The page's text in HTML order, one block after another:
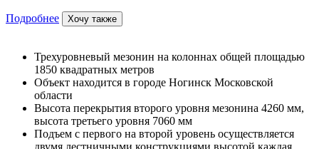
Подробнее Хочу также
Трехуровневый мезонин на колоннах общей площадью
1850 квадратных метров
Объект находится в городе Ногинск Московской
области
Высота перекрытия второго уровня мезонина 4260 мм,
высота третьего уровня 7060 мм
Подъем с первого на второй уровень осуществляется
двумя лестничными конструкциями высотой каждая